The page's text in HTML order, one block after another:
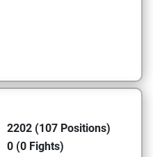
2202 (107 Positions)
0 (0 Fights)